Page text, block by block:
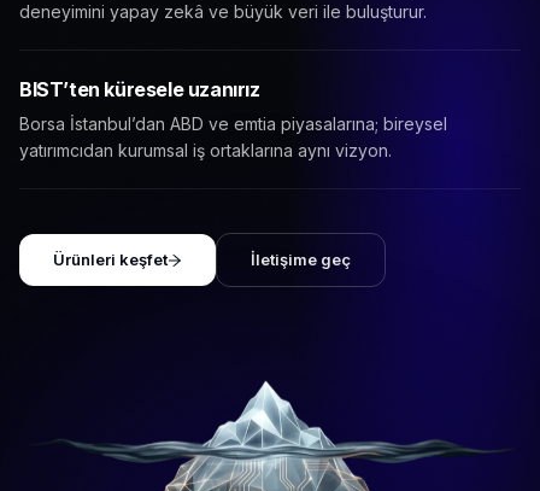
deneyimini yapay zekâ ve büyük veri ile buluşturur.
BIST’ten küresele uzanırız
Borsa İstanbul’dan ABD ve emtia piyasalarına; bireysel
yatırımcıdan kurumsal iş ortaklarına aynı vizyon.
Ürünleri keşfet İletişime geç